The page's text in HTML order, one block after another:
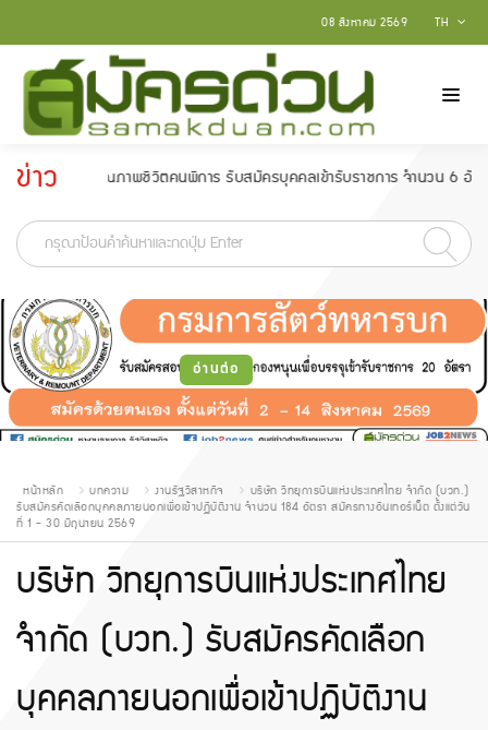
TH
08 สิงหาคม 2569
ข่าว
ประกาศ
พัฒนาคุณภาพชีวิตคนพิการ รับสมัครบุคคลเข้ารับราชการ จำนวน 6 อัตรา สมัค
-
อ่านต่อ
หน้าหลัก บทความ งานรัฐวิสาหกิจ
บริษัท วิทยุการบินแห่งประเทศไทย จำกัด (บวท.)
รับสมัครคัดเลือกบุคคลภายนอกเพื่อเข้าปฏิบัติงาน จำนวน 184 อัตรา สมัครทางอินเทอร์เน็ต ตั้งแต่วัน
ที่ 1 - 30 มิถุนายน 2569
บริษัท วิทยุการบินแห่งประเทศไทย
จำกัด (บวท.) รับสมัครคัดเลือก
บุคคลภายนอกเพื่อเข้าปฏิบัติงาน